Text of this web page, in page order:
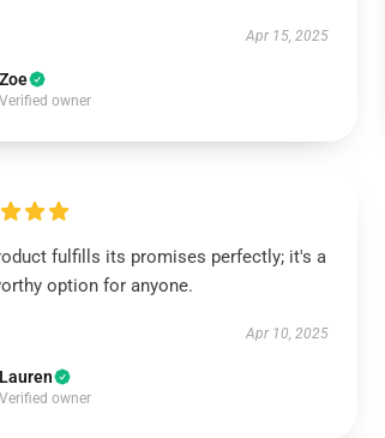
Apr 15, 2025
Zoe
Verified owner
fulfills its promises perfectly; it's a
option for anyone.
Apr 10, 2025
Lauren
Verified owner